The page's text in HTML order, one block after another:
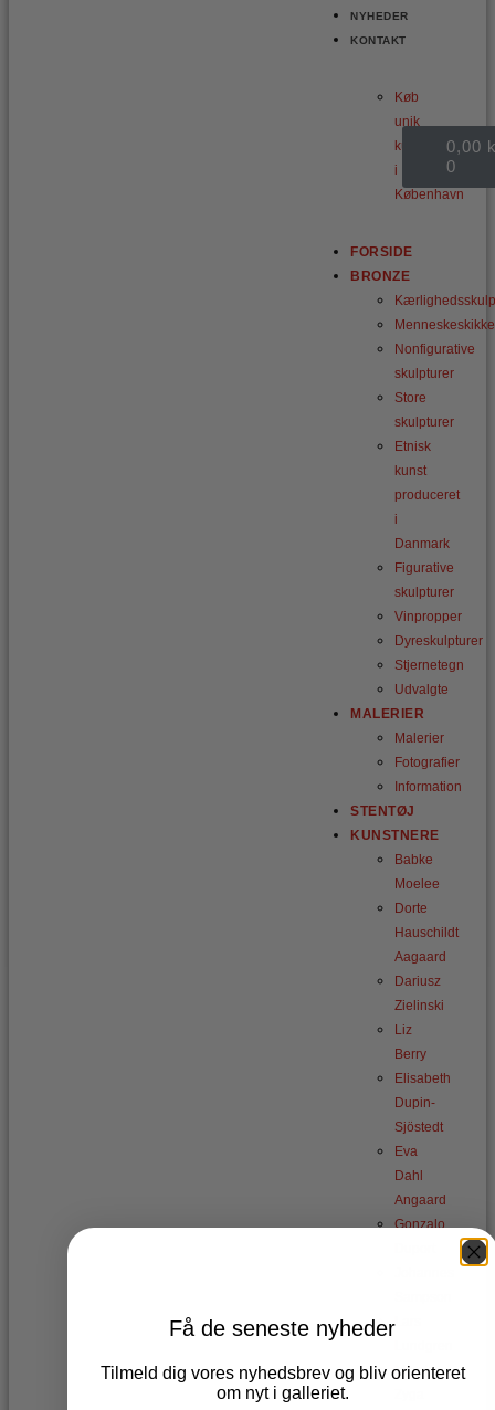
NYHEDER
KONTAKT
Køb
unik
kunst
i
København
FORSIDE
BRONZE
Nonfigurative
skulpturer
Store
skulpturer
Etnisk
kunst
produceret
i
Danmark
Figurative
skulpturer
Vinpropper
Dyreskulpturer
Stjernetegn
Udvalgte
MALERIER
Malerier
Fotografier
Information
STENTØJ
KUNSTNERE
Babke
Moelee
Dorte
Hauschildt
Aagaard
Dariusz
Zielinski
Liz
Berry
Elisabeth
Dupin-
Sjöstedt
Eva
Dahl
Angaard
Gonzalo
Lars
Marek
0,00
0
Få de seneste nyheder
Tilmeld dig vores nyhedsbrev og bliv orienteret
om nyt i galleriet.